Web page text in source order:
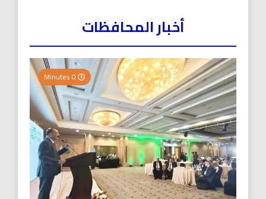
أخبار المحافظات